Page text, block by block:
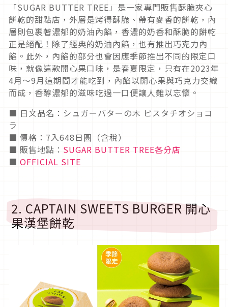
「SUGAR BUTTER TREE」是一家專門販售酥脆夾心
餅乾的甜點店，外層是烤得酥脆、帶有麥香的餅乾，內
層則包裹著濃郁的奶油內餡，香濃的奶香和酥脆的餅乾
正是絕配！除了經典的奶油內餡，也有推出巧克力內
餡。此外，內餡的部分也會因應季節推出不同的限定口
味，就像這款開心果口味，是春夏限定，只有在2023年
4月～9月這期間才能吃到，內餡以開心果與巧克力交織
而成，香醇濃郁的滋味吃過一口便讓人難以忘懷。
■ 日文品名：シュガーバターの木 ピスタチオショコ
ラ
■ 價格：7入648日圓（含稅）
■ 販售地點： SUGAR BUTTER TREE各分店
■ OFFICIAL SITE
2. CAPTAIN SWEETS BURGER 開心
果漢堡餅乾